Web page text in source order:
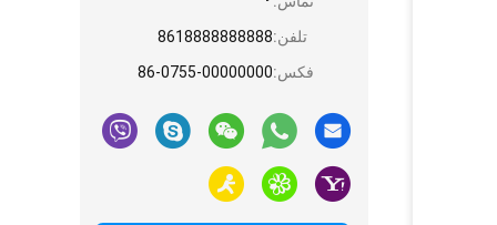
تلفن:8618888888888
فکس:86-0755-00000000